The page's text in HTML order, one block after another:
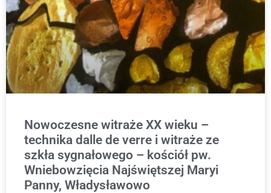
Nowoczesne witraże XX wieku –
technika dalle de verre i witraże ze
szkła sygnałowego – kościół pw.
Wniebowzięcia Najświętszej Maryi
Panny, Władysławowo